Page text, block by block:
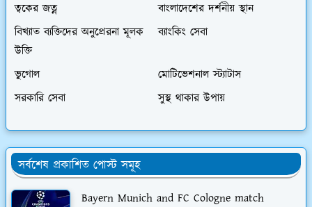
ত্বকের জত্ন
বাংলাদেশের দর্শনীয় স্থান
বিখ্যাত ব্যক্তিদের অনুপ্রেরনা মূলক
উক্তি
ব্যাংকিং সেবা
ভুগোল
মোটিভেশনাল স্ট্যাটাস
সরকারি সেবা
সুস্থ থাকার উপায়
সর্বশেষ প্রকাশিত পোস্ট সমূহ
Bayern Munich and FC Cologne match